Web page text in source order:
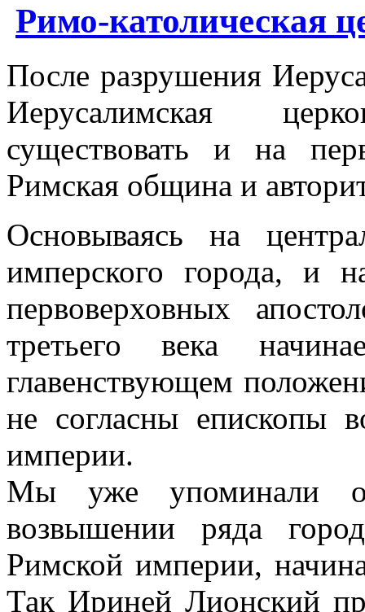
Римо-католическая
После разрушения
Иерусалимская
существовать и на
Римская община и
Основываясь на
имперского города, и
первоверховных
третьего века
главенствующем
не согласны епископы
империи.
Мы уже упоминали о
возвышении ряда
Римской империи,
Так Ириней Лионский